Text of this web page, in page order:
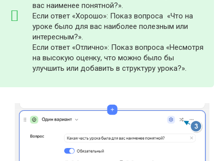
вас наименее понятной?».
Если ответ «Хорошо»: Показ вопроса «Что на
уроке было для вас наиболее полезным или
интересным?».
Если ответ «Отлично»: Показ вопроса «Несмотря
на высокую оценку, что можно было бы
улучшить или добавить в структуру урока?».